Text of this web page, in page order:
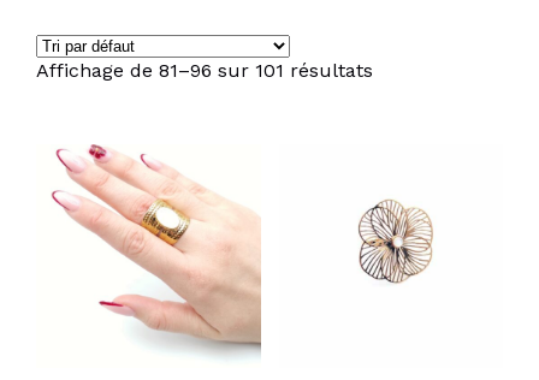
Affichage de 81–96 sur 101 résultats